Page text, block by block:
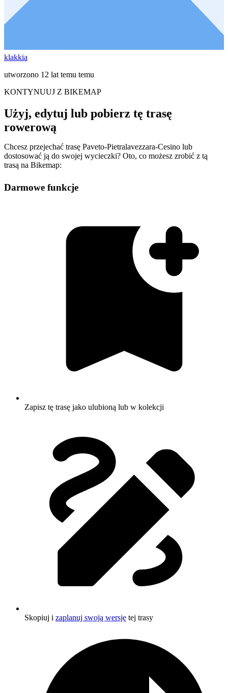
klakkia
utworzono 12 lat temu temu
KONTYNUUJ Z BIKEMAP
Użyj, edytuj lub pobierz tę trasę
rowerową
Chcesz przejechać trasę Paveto-Pietralavezzara-Cesino lub
dostosować ją do swojej wycieczki? Oto, co możesz zrobić z tą
trasą na Bikemap:
Darmowe funkcje
Zapisz tę trasę jako ulubioną lub w kolekcji
Skopiuj i zaplanuj swoją wersję tej trasy